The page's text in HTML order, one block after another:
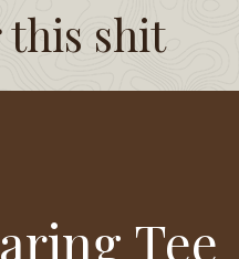
shit
Tee